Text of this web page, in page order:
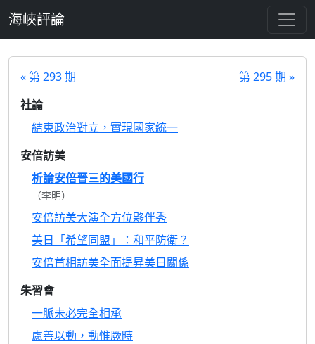
海峽評論
« 第 293 期
第 295 期 »
社論
結束政治對立，實現國家統一
安倍訪美
析論安倍晉三的美國行
（李明）
安倍訪美大演全方位夥伴秀
美日「希望同盟」：和平防衛？
安倍首相訪美全面提昇美日關係
朱習會
一脈未必完全相承
慮善以動，動惟厥時